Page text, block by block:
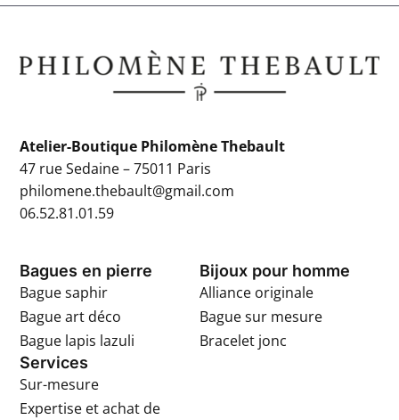
Atelier-Boutique Philomène Thebault
47 rue Sedaine – 75011 Paris
philomene.thebault@gmail.com
06.52.81.01.59
Bagues en pierre
Bague saphir
Bague art déco
Bague lapis lazuli
Bijoux pour homme
Alliance originale
Bague sur mesure
Bracelet jonc
Services
Sur-mesure
Expertise et achat de